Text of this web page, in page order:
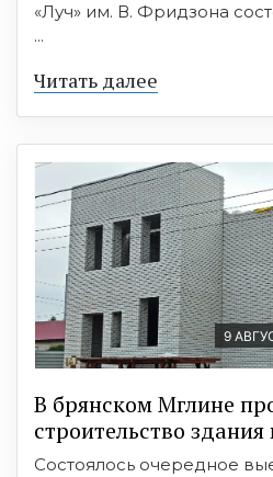
«Луч» им. В. Фридзона
...
Читать далее
9
В брянском Мглине
строительство
Состоялось очередное